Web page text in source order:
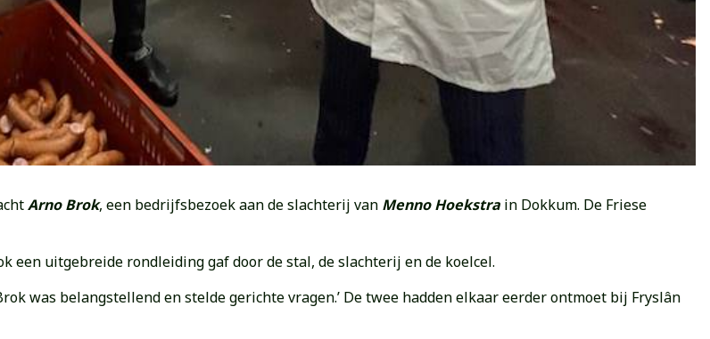
Arno Brok, een bedrijfsbezoek aan de slachterij van Menno Hoekstra in Dokkum. De Friese
een uitgebreide rondleiding gaf door de stal, de slachterij en de koelcel.
was belangstellend en stelde gerichte vragen.’ De twee hadden elkaar eerder ontmoet bij Fryslân